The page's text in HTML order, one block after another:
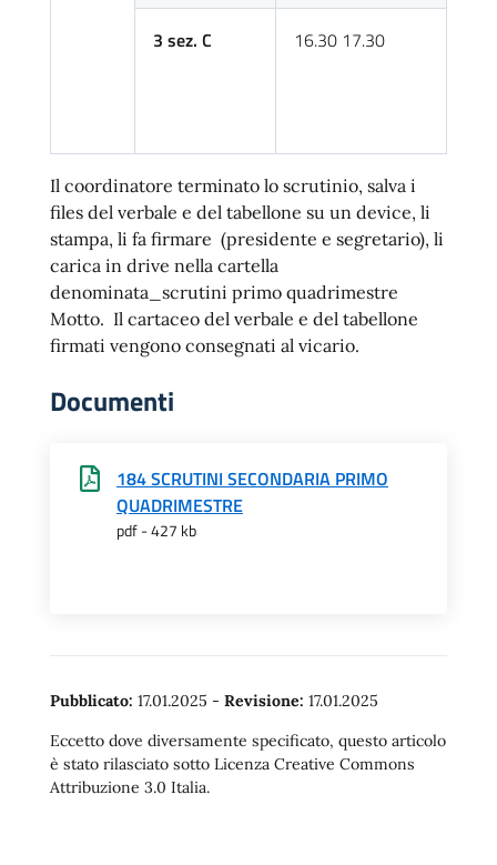
3 sez. C 16.30 17.30
Il coordinatore terminato lo scrutinio, salva i
files del verbale e del tabellone su un device, li
stampa, li fa firmare (presidente e segretario), li
carica in drive nella cartella
denominata_scrutini primo quadrimestre
Motto. Il cartaceo del verbale e del tabellone
firmati vengono consegnati al vicario.
Documenti
184 SCRUTINI SECONDARIA PRIMO
QUADRIMESTRE
pdf - 427 kb
Pubblicato: 17.01.2025 - Revisione: 17.01.2025
Eccetto dove diversamente specificato, questo articolo
è stato rilasciato sotto Licenza Creative Commons
Attribuzione 3.0 Italia.